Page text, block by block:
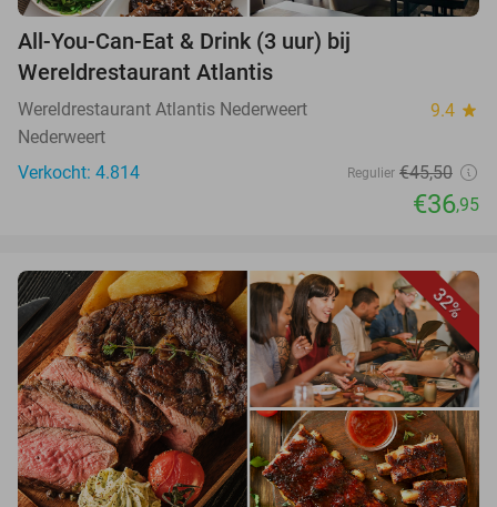
All-You-Can-Eat & Drink (3 uur) bij
Wereldrestaurant Atlantis
Wereldrestaurant Atlantis Nederweert 9.4 star
Nederweert
Verkocht: 4.814
Regulier €45,50
€36,95
32%